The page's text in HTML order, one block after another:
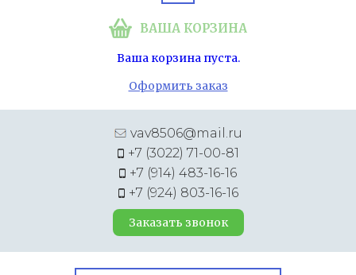
ВАША КОРЗИНА
Ваша корзина пуста.
Оформить заказ
vav8506@mail.ru
+7 (3022) 71-00-81
+7 (914) 483-16-16
+7 (924) 803-16-16
Заказать звонок